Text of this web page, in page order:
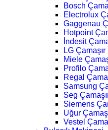
Bosch
Electrolux
Gaggenau
Hotpoint
İndesit
LG
Miele
Profilo
Regal
Samsung
Seg
Siemens
Uğur
Vestel